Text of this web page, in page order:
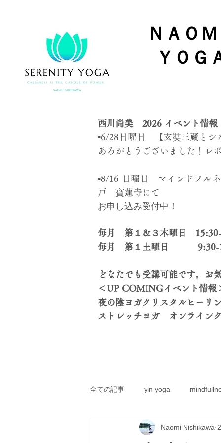
ＮＡＯ
ＹＯＧ
西川尚美 ​2026 イベント情
▪️6/28日曜日 【玄奘三蔵とシ
あろがとうございました！レ
▪️8/16 日曜日 マインドフル
戸 寶蓮寺にて
​お申し込み受付中！
毎月 第１＆３木曜日
毎月 第１土曜日 9:30-
どなたでも受講可能です。お
＜UP COMINGイベント情報
夜の陰ヨガクリスタルヒーリ
ストレッチヨガ オンライ
全ての記事 yin yoga
Naomi Nishikawa